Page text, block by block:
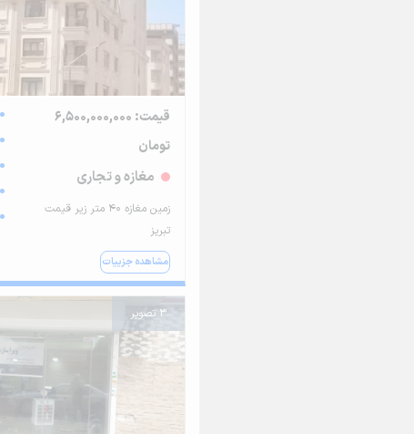
قیمت: 6,500,000,000
تومان
مغازه و تجاری
زمین مغازه ۴۰ متر زیر قیمت
تبریز
مشاهده جزییات
3 تصویر